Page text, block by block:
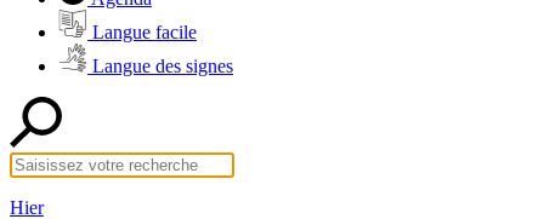
Langue facile
Langue des signes
Hier